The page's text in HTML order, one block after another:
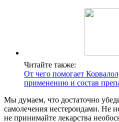
Читайте также:
От чего помогает
применению и состав
Мы думаем, что достаточно
самолечения нестероидами. Не
не принимайте лекарства